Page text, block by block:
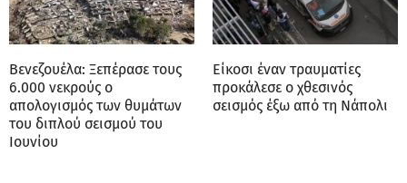
Βενεζουέλα: Ξεπέρασε τους
6.000 νεκρούς ο
απολογισμός των θυμάτων
του διπλού σεισμού του
Ιουνίου
Είκοσι έναν τραυματίες
προκάλεσε ο χθεσινός
σεισμός έξω από τη Νάπολι